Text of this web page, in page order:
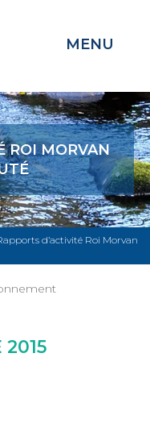
MENU
ROI MORVAN
d’activité Roi Morvan
2015